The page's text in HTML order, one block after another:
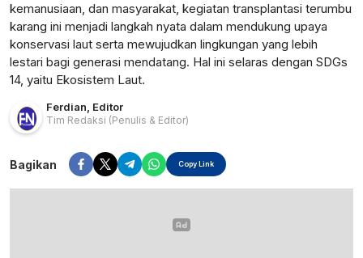
kemanusiaan, dan masyarakat, kegiatan transplantasi terumbu
karang ini menjadi langkah nyata dalam mendukung upaya
konservasi laut serta mewujudkan lingkungan yang lebih
lestari bagi generasi mendatang. Hal ini selaras dengan SDGs
14, yaitu Ekosistem Laut.
Ferdian, Editor
Tim Redaksi (Penulis & Editor)
Bagikan Copy Link